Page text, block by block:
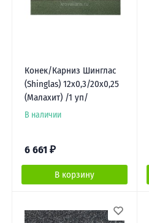
Конек/Карниз Шинглас
(Shinglas) 12х0,3/20х0,25
(Малахит) /1 уп/
В наличии
6 661 ₽
В корзину